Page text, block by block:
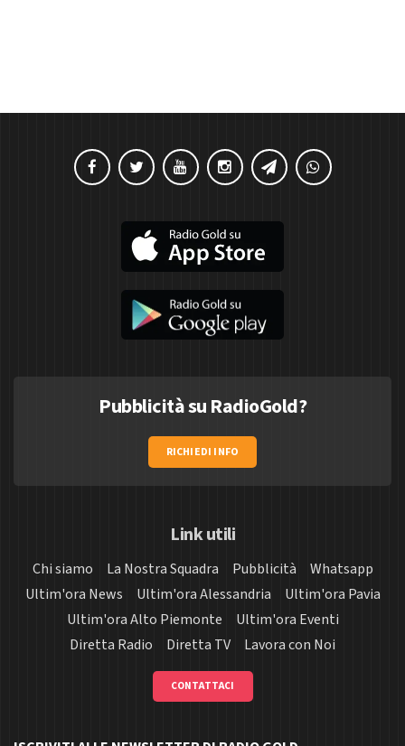
Pubblicità su RadioGold?
RICHIEDI INFO
Link utili
Chi siamo La Nostra Squadra Pubblicità
Whatsapp
Ultim'ora News
Ultim'ora Alessandria
Ultim'ora Pavia
Ultim'ora Alto Piemonte
Ultim'ora Eventi
Diretta Radio
Diretta TV Lavora con Noi
CONTATTACI